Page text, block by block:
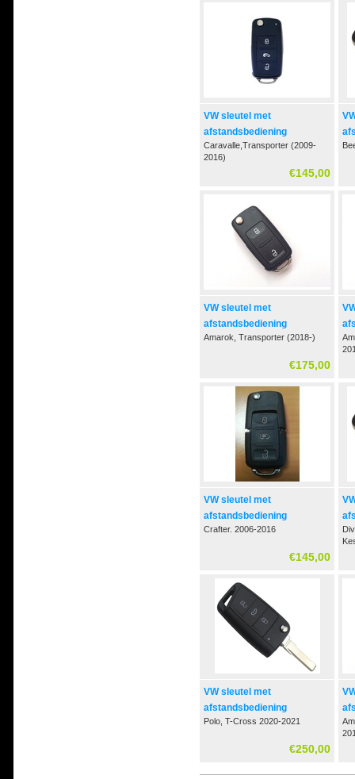
VW sleutel met
afstandsbediening
Caravalle,Transporter (2009-
2016)
€145,00
VW sleutel met
afstandsbediening
Amarok, Transporter (2018-)
€175,00
VW sleutel met
afstandsbediening
Crafter. 2006-2016
€145,00
VW sleutel met
afstandsbediening
Polo, T-Cross 2020-2021
€250,00